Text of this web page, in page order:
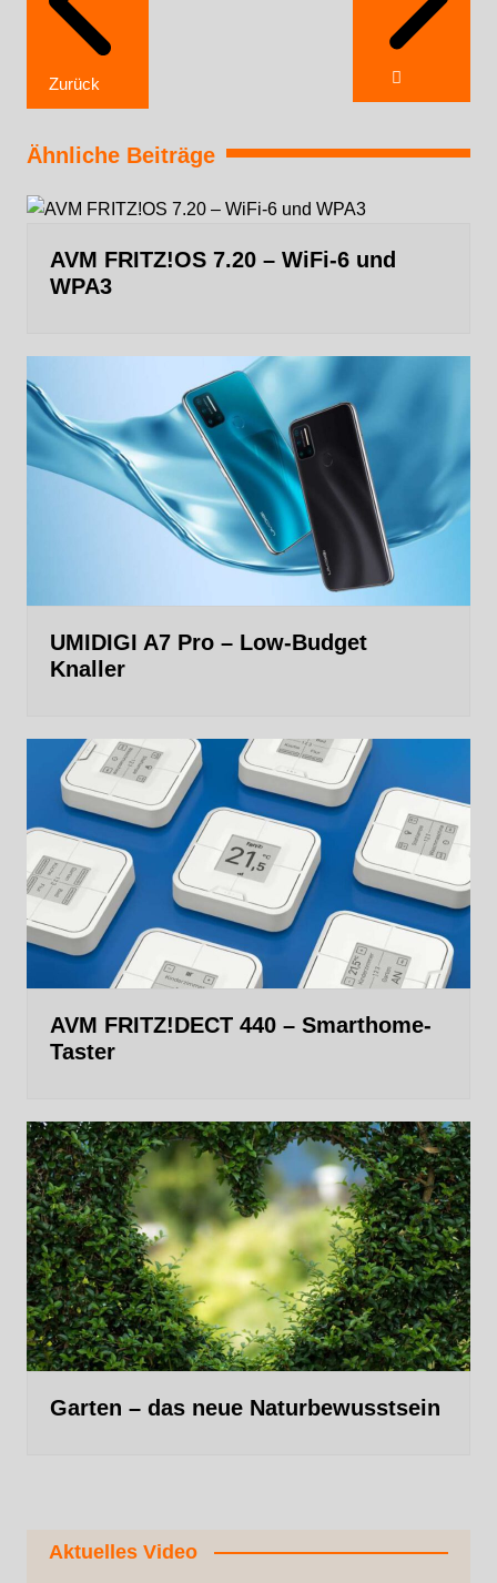
Zurück
Ähnliche Beiträge
AVM FRITZ!OS 7.20 – WiFi-6 und
WPA3
UMIDIGI A7 Pro – Low-Budget
Knaller
AVM FRITZ!DECT 440 – Smarthome-
Taster
Garten – das neue Naturbewusstsein
Aktuelles Video